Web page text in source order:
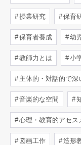
授業研究 保育
保育者養成 幼
教師力とは 小
主体的・対話的で深
音楽的な空間
心理・教育的アセス
図画工作 造形